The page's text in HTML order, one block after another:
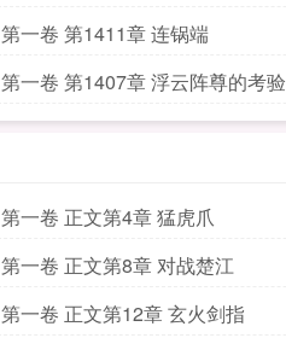
第一卷 第1411章 连锅端
第一卷 第1407章 浮云阵尊的考验
第一卷 正文第4章 猛虎爪
第一卷 正文第8章 对战楚江
第一卷 正文第12章 玄火剑指